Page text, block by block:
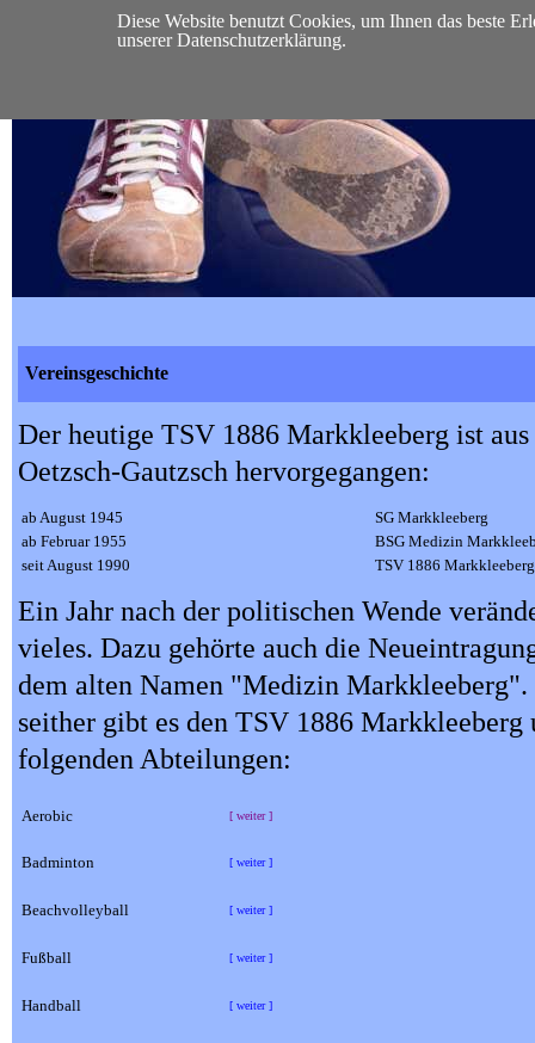
VEREIN VORSTAND SEKTIONEN
Vereinsgeschichte
Der heutige TSV 1886 Markkleeberg ist
Oetzsch-Gautzsch hervorgegangen:
ab August 1945
SG Markkleeberg
ab Februar 1955
BSG Medizin
seit August 1990
TSV 1886 Markkleeberg
Ein Jahr nach der politischen Wende
vieles. Dazu gehörte auch die
dem alten Namen "Medizin
seither gibt es den TSV 1886
folgenden Abteilungen:
Aerobic [ weiter ]
Badminton [ weiter ]
Beachvolleyball [ weiter ]
Fußball [ weiter ]
Handball [ weiter ]
Diese Website benutzt Cookies, um Ihnen das beste
unserer Datenschutzerklärung.